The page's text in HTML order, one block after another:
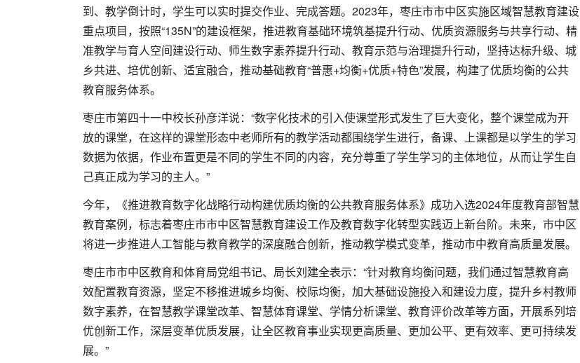
到、教学倒计时，学生可以实时提交作业、完成答题。2023年，枣庄市市中区实施区域智慧教育建设
重点项目，按照“135N”的建设框架，推进教育基础环境筑基提升行动、优质资源服务与共享行动、精
准教学与育人空间建设行动、师生数字素养提升行动、教育示范与治理提升行动，坚持达标升级、城
乡共进、培优创新、适宜融合，推动基础教育“普惠+均衡+优质+特色”发展，构建了优质均衡的公共
教育服务体系。
枣庄市第四十一中校长孙彦洋说：“数字化技术的引入使课堂形式发生了巨大变化，整个课堂成为开
放的课堂，在这样的课堂形态中老师所有的教学活动都围绕学生进行，备课、上课都是以学生的学习
数据为依据，作业布置更是不同的学生不同的内容，充分尊重了学生学习的主体地位，从而让学生自
己真正成为学习的主人。”
今年，《推进教育数字化战略行动构建优质均衡的公共教育服务体系》成功入选2024年度教育部智慧
教育案例，标志着枣庄市市中区智慧教育建设工作及教育数字化转型实践迈上新台阶。未来，市中区
将进一步推进人工智能与教育教学的深度融合创新，推动教学模式变革，推动市中教育高质量发展。
枣庄市市中区教育和体育局党组书记、局长刘建全表示：“针对教育均衡问题，我们通过智慧教育高
效配置教育资源，坚定不移推进城乡均衡、校际均衡，加大基础设施投入和建设力度，提升乡村教师
数字素养，在智慧教学课堂改革、智慧体育课堂、学情分析课堂、教育评价改革等方面，开展系列培
优创新工作，深层变革优质发展，让全区教育事业实现更高质量、更加公平、更有效率、更可持续发
展。”